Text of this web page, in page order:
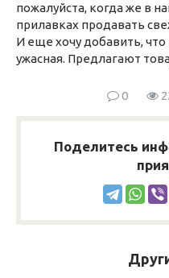
пожалуйста, когда же в
прилавках продавать
И еще хочу добавить,
ужасная. Предлагают
0
Поделитесь